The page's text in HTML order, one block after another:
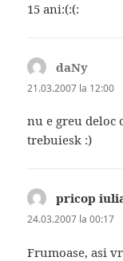
15 ani:(:(:
daNy
21.03.2007 la 12:00
nu e greu deloc
trebuiesk :)
pricop
24.03.2007 la 00:17
Frumoase, asi